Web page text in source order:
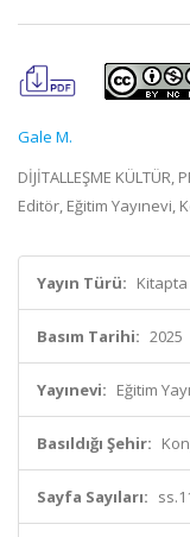
Gale M.
DİJİTALLEŞME KÜLTÜR,
Editör, Eğitim Yayınevi,
Yayın Türü: Kitapta
Basım Tarihi: 2025
Yayınevi: Eğitim
Basıldığı Şehir:
Sayfa Sayıları: